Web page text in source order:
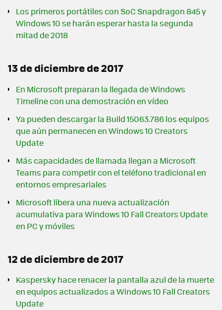
Los primeros portátiles con SoC Snapdragon 845 y
Windows 10 se harán esperar hasta la segunda
mitad de 2018
13 de diciembre de 2017
En Microsoft preparan la llegada de Windows
Timeline con una demostración en vídeo
Ya pueden descargar la Build 15063.786 los equipos
que aún permanecen en Windows 10 Creators
Update
Más capacidades de llamada llegan a Microsoft
Teams para competir con el teléfono tradicional en
entornos empresariales
Microsoft libera una nueva actualización
acumulativa para Windows 10 Fall Creators Update
en PC y móviles
12 de diciembre de 2017
Kaspersky hace renacer la pantalla azul de la muerte
en equipos actualizados a Windows 10 Fall Creators
Update